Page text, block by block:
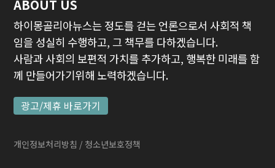
ABOUT US
하이몽골리아뉴스는 정도를 걷는 언론으로서 사회적 책
임을 성실히 수행하고, 그 책무를 다하겠습니다.
사람과 사회의 보편적 가치를 추가하고, 행복한 미래를 함
께 만들어가기위해 노력하겠습니다.
광고/제휴 바로가기
개인정보처리방침 / 청소년보호정책